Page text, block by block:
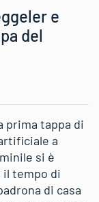
e
del
prima tappa di
a
si è
il tempo di
di casa